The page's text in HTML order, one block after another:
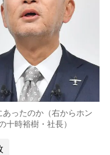
ったのか（右からホン
十時裕樹・社長）